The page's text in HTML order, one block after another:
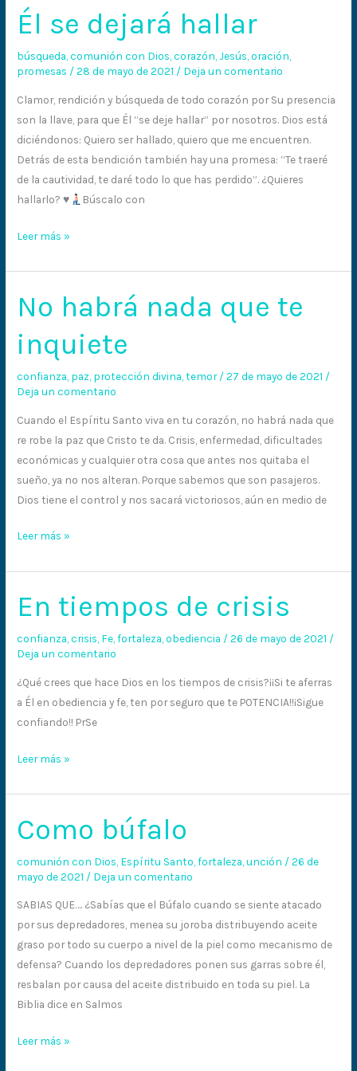
Él se dejará hallar
búsqueda,comunión con Dios,corazón, Jesús,oración,
promesas /28 de mayo de 2021 / Deja un comentario
Clamor, rendición y búsqueda de todo corazón por Su presencia
son la llave, para que Él “se deje hallar” por nosotros. Dios está
diciéndonos: Quiero ser hallado, quiero que me encuentren.
Detrás de esta bendición también hay una promesa: “Te traeré
de la cautividad, te daré todo lo que has perdido”. ¿Quieres
hallarlo?♥️ Búscalo con
Él
se
dejará
hallar
Leer más »
No habrá nada que te
inquiete
confianza paz protección divina ,temor/27 de mayo de 2021 /
Deja un comentario
Cuando el Espíritu Santo viva en tu corazón, no habrá nada que
re robe la paz que Cristo te da. Crisis, enfermedad, dificultades
económicas y cualquier otra cosa que antes nos quitaba el
sueño, ya no nos alteran. Porque sabemos que son pasajeros.
Dios tiene el control y nos sacará victoriosos, aún en medio de
No
habrá
nada
que
te
inquiete
Leer más »
En tiempos de crisis
confianza,crisis, Fe,fortaleza,obediencia /26 de mayo de 2021 /
Deja un comentario
¿Qué crees que hace Dios en los tiempos de crisis?¡¡Si te aferras
a Él en obediencia y fe, ten por seguro que te POTENCIA!!¡Sigue
confiando!! PrSe
En
tiempos
de
crisis
Leer más »
Como búfalo
comunión con Dios Espíritu Santo ,fortaleza ,unción /26 de
mayo de 2021 / Deja un comentario
SABIAS QUE…. ¿Sabías que el Búfalo cuando se siente atacado
por sus depredadores, menea su joroba distribuyendo aceite
graso por todo su cuerpo a nivel de la piel como mecanismo de
defensa? Cuando los depredadores ponen sus garras sobre él,
resbalan por causa del aceite distribuido en toda su piel. La
Biblia dice en Salmos
Como
búfalo
Leer más »